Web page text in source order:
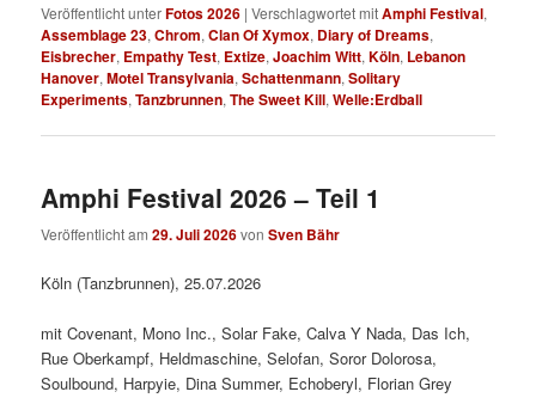
Veröffentlicht unterFotos 2026 |Verschlagwortet mitAmphi Festival,
Assemblage 23,Chrom,Clan Of Xymox, Diary of Dreams,
Eisbrecher, Empathy Test, Extize,Joachim Witt,Köln, Lebanon
Hanover,Motel Transylvania,Schattenmann,Solitary
Experiments,Tanzbrunnen,The Sweet Kill,Welle:Erdball
Amphi Festival 2026 – Teil 1
Veröffentlicht am29. Juli 2026vonSven Bähr
Köln (Tanzbrunnen), 25.07.2026
mit Covenant, Mono Inc., Solar Fake, Calva Y Nada, Das Ich,
Rue Oberkampf, Heldmaschine, Selofan, Soror Dolorosa,
Soulbound, Harpyie, Dina Summer, Echoberyl, Florian Grey